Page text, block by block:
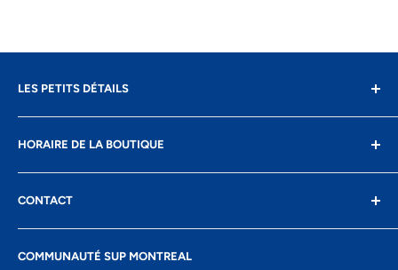
LES PETITS DÉTAILS
Contact
Livraison
Retours
Conditions d'utilisation
Confidentialité
Recherche
HORAIRE DE LA BOUTIQUE
Mercredi: 10h-17h
CONTACT
COMMUNAUTÉ SUP MONTREAL